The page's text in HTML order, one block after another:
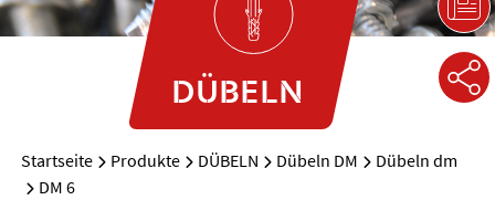
DÜBELN
Startseite Produkte DÜBELN Dübeln DM
Dübeln dm
DM 6